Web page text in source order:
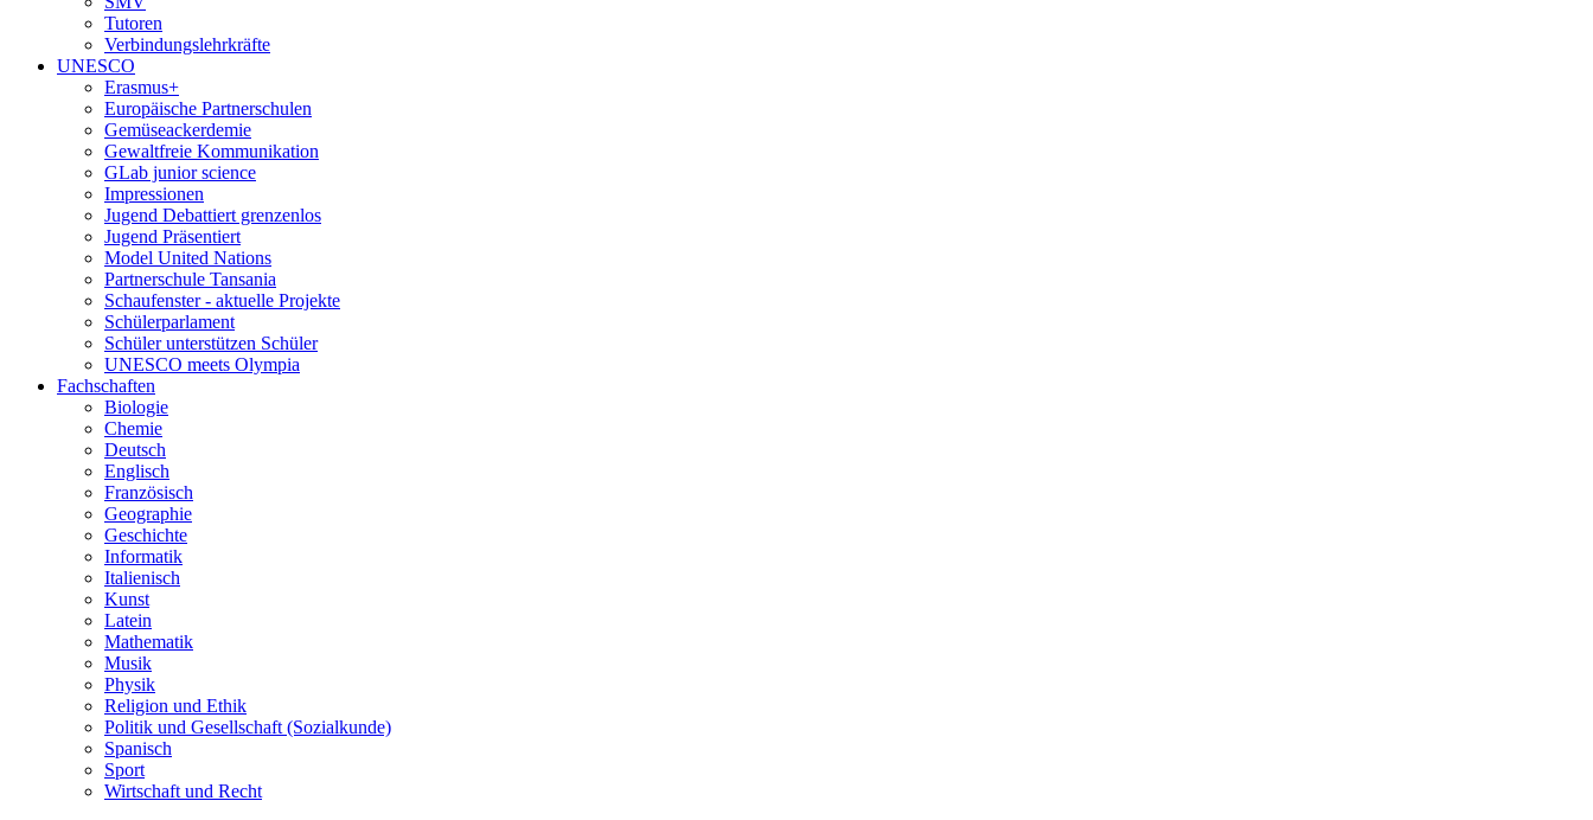
Tutoren
Verbindungslehrkräfte
UNESCO
Erasmus+
Europäische Partnerschulen
Gemüseackerdemie
Gewaltfreie Kommunikation
GLab junior science
Impressionen
Jugend Debattiert grenzenlos
Jugend Präsentiert
Model United Nations
Partnerschule Tansania
Schaufenster - aktuelle Projekte
Schülerparlament
Schüler unterstützen Schüler
UNESCO meets Olympia
Fachschaften
Biologie
Chemie
Deutsch
Englisch
Französisch
Geographie
Geschichte
Informatik
Italienisch
Kunst
Latein
Mathematik
Musik
Physik
Religion und Ethik
Politik und Gesellschaft (Sozialkunde)
Spanisch
Sport
Wirtschaft und Recht